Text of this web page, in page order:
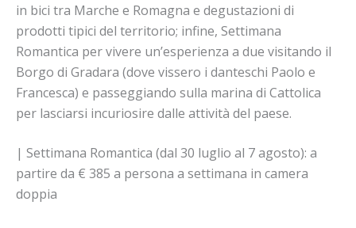
in bici tra Marche e Romagna e degustazioni di
prodotti tipici del territorio; infine, Settimana
Romantica per vivere un’esperienza a due visitando il
Borgo di Gradara (dove vissero i danteschi Paolo e
Francesca) e passeggiando sulla marina di Cattolica
per lasciarsi incuriosire dalle attività del paese.
| Settimana Romantica (dal 30 luglio al 7 agosto): a
partire da € 385 a persona a settimana in camera
doppia